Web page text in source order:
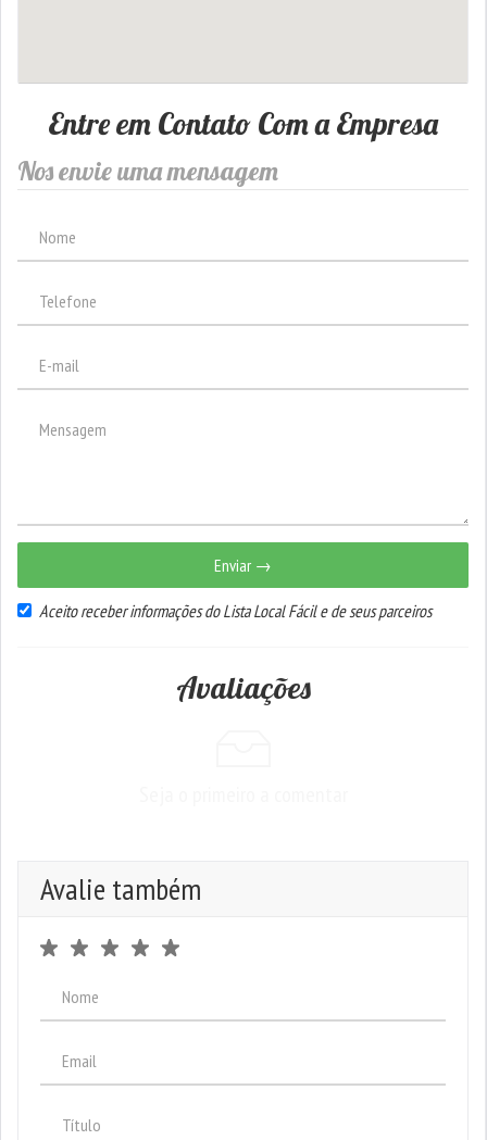
Entre em Contato Com a Empresa
Nos envie uma mensagem
Enviar →
Aceito receber informações do Lista Local Fácil e de seus parceiros
Avaliações
Avalie também